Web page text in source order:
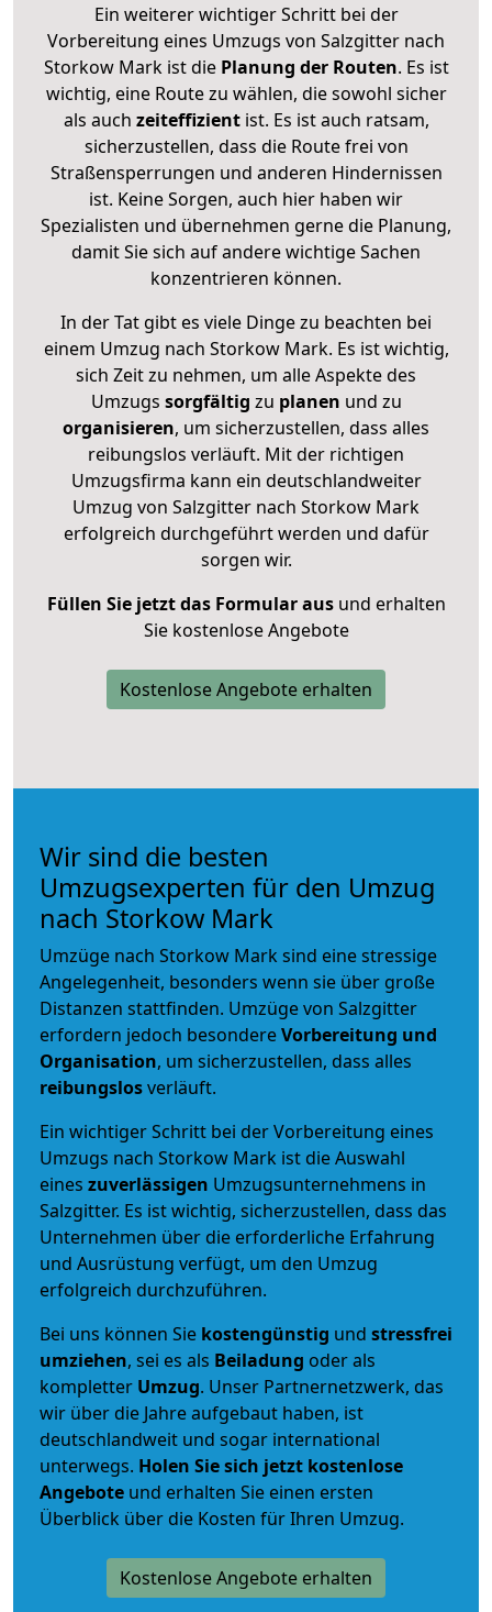
Ein weiterer wichtiger Schritt bei der
Vorbereitung eines Umzugs von Salzgitter nach
Storkow Mark ist diePlanung der Routen. Es ist
wichtig, eine Route zu wählen, die sowohl sicher
als auch zeiteffizientist. Es ist auch ratsam,
sicherzustellen, dass die Route frei von
Straßensperrungen und anderen Hindernissen
ist. Keine Sorgen, auch hier haben wir
Spezialisten und übernehmen gerne die Planung,
damit Sie sich auf andere wichtige Sachen
konzentrieren können.
In der Tat gibt es viele Dinge zu beachten bei
einem Umzug nach Storkow Mark. Es ist wichtig,
sich Zeit zu nehmen, um alle Aspekte des
Umzugs sorgfältig zu planen und zu
organisieren, um sicherzustellen, dass alles
reibungslos verläuft. Mit der richtigen
Umzugsfirma kann ein deutschlandweiter
Umzug von Salzgitter nach Storkow Mark
erfolgreich durchgeführt werden und dafür
sorgen wir.
Füllen Sie jetzt das Formular ausund erhalten
Sie kostenlose Angebote
Kostenlose Angebote erhalten
Wir sind die besten
Umzugsexperten für den Umzug
nach Storkow Mark
Umzüge nach Storkow Mark sind eine stressige
Angelegenheit, besonders wenn sie über große
Distanzen stattfinden. Umzüge von Salzgitter
erfordern jedoch besondereVorbereitung und
Organisation, um sicherzustellen, dass alles
reibungslosverläuft.
Ein wichtiger Schritt bei der Vorbereitung eines
Umzugs nach Storkow Mark ist die Auswahl
eines zuverlässigen Umzugsunternehmens in
Salzgitter. Es ist wichtig, sicherzustellen, dass das
Unternehmen über die erforderliche Erfahrung
und Ausrüstung verfügt, um den Umzug
erfolgreich durchzuführen.
Bei uns können Sie kostengünstig und stressfrei
umziehen, sei es als Beiladung oder als
kompletter Umzug. Unser Partnernetzwerk, das
wir über die Jahre aufgebaut haben, ist
deutschlandweit und sogar international
unterwegs. Holen Sie sich jetzt kostenlose
Angebote und erhalten Sie einen ersten
Überblick über die Kosten für Ihren Umzug.
Kostenlose Angebote erhalten